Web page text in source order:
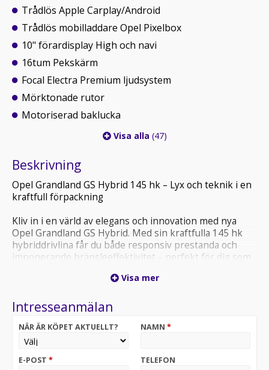
Trådlös Apple Carplay/Android
Trådlös mobilladdare Opel Pixelbox
10" förardisplay High och navi
16tum Pekskärm
Focal Electra Premium ljudsystem
Mörktonade rutor
Motoriserad baklucka
Visa alla (47)
Beskrivning
Opel Grandland GS Hybrid 145 hk – Lyx och teknik i en
kraftfull förpackning
Kliv in i en värld av elegans och innovation med nya
Opel Grandland GS Hybrid. Med sin kraftfulla 145 hk
hybriddrivlina får du både responsiv prestanda och
imponerande bränsleeffektivitet – perfekt för dig som
ett fantastiskt ljus, medan de exklusiva
komfort på varje resa. Här möts tysk precision med
sofistikerad design – från det sportiga GS-utseendet till
Visa mer
Intresseanmälan
NÄR ÄR KÖPET AKTUELLT? NAMN *
E-POST * TELEFON